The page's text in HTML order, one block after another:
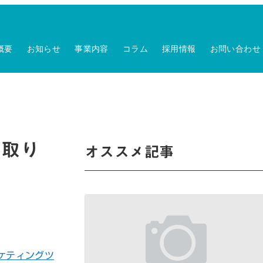
要 お知らせ 事業内容 コラム 採用情報 お問い合わせ
り
ティングツ
オススメ記事